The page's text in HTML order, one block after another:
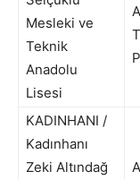
Mesleki ve
Teknik
Anadolu
Lisesi
KADINHANI /
Kadınhanı
Zeki Altındağ